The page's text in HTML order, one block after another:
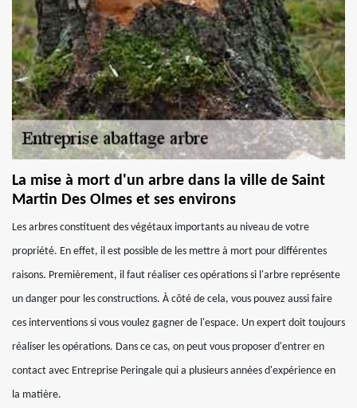
La mise à mort d'un arbre dans la ville de Saint
Martin Des Olmes et ses environs
Les arbres constituent des végétaux importants au niveau de votre
propriété. En effet, il est possible de les mettre à mort pour différentes
raisons. Premièrement, il faut réaliser ces opérations si l'arbre représente
un danger pour les constructions. À côté de cela, vous pouvez aussi faire
ces interventions si vous voulez gagner de l'espace. Un expert doit toujours
réaliser les opérations. Dans ce cas, on peut vous proposer d'entrer en
contact avec Entreprise Peringale qui a plusieurs années d'expérience en
la matière.